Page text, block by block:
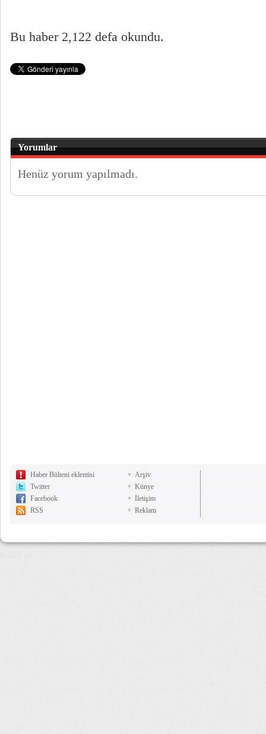
Bu haber 2,122 defa okundu.
Yorumlar
Henüz yorum yapılmadı.
Haber Bülteni eklentisi
Twitter
Facebook
RSS
Arşiv
Künye
İletişim
Reklam